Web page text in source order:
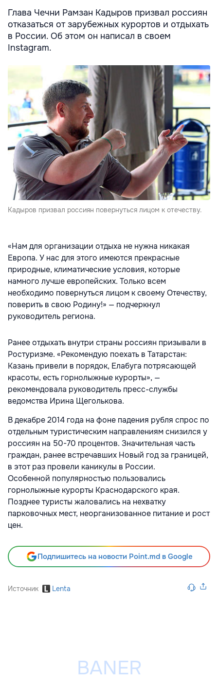
Глава Чечни Рамзан Кадыров призвал россиян
отказаться от зарубежных курортов и отдыхать
в России. Об этом он написал в своем
Instagram.
Кадыров призвал россиян повернуться лицом к отечеству.
«Нам для организации отдыха не нужна никакая
Европа. У нас для этого имеются прекрасные
природные, климатические условия, которые
намного лучше европейских. Только всем
необходимо повернуться лицом к своему Отечеству,
поверить в свою Родину!» — подчеркнул
руководитель региона.
Ранее отдыхать внутри страны россиян призывали в
Ростуризме. «Рекомендую поехать в Татарстан:
Казань привели в порядок, Елабуга потрясающей
красоты, есть горнолыжные курорты», —
рекомендовала руководитель пресс-службы
ведомства Ирина Щеголькова.
В декабре 2014 года на фоне падения рубля спрос по
отдельным туристическим направлениям снизился у
россиян на 50-70 процентов. Значительная часть
граждан, ранее встречавших Новый год за границей,
в этот раз провели каникулы в России.
Особенной популярностью пользовались
горнолыжные курорты Краснодарского края.
Позднее туристы жаловались на нехватку
парковочных мест, неорганизованное питание и рост
цен.
Подпишитесь на новости Point.md в Google
Источник Lenta